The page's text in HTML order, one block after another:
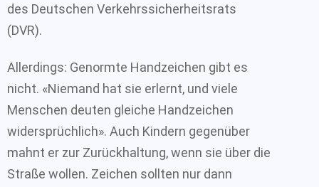
des Deutschen Verkehrssicherheitsrats
(DVR).
Allerdings: Genormte Handzeichen gibt es
nicht. «Niemand hat sie erlernt, und viele
Menschen deuten gleiche Handzeichen
widersprüchlich». Auch Kindern gegenüber
mahnt er zur Zurückhaltung, wenn sie über die
Straße wollen. Zeichen sollten nur dann